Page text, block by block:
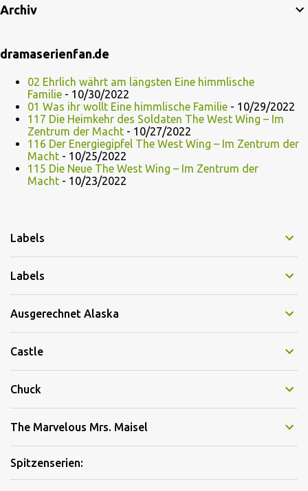
Archiv
dramaserienfan.de
02 Ehrlich währt am längsten Eine himmlische
Familie - 10/30/2022
01 Was ihr wollt Eine himmlische Familie - 10/29/2022
117 Die Heimkehr des Soldaten The West Wing – Im
Zentrum der Macht - 10/27/2022
116 Der Energiegipfel The West Wing – Im Zentrum der
Macht - 10/25/2022
115 Die Neue The West Wing – Im Zentrum der
Macht - 10/23/2022
Labels
Labels
Ausgerechnet Alaska
Castle
Chuck
The Marvelous Mrs. Maisel
Spitzenserien: